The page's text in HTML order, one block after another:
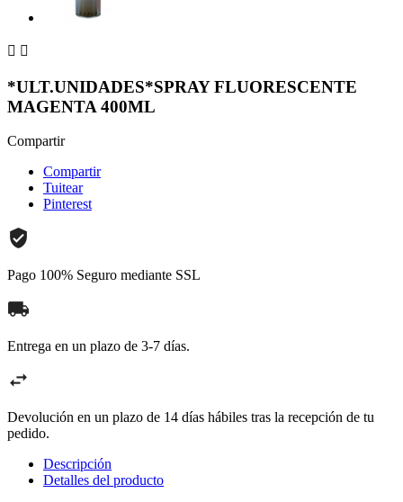
 
*ULT.UNIDADES*SPRAY FLUORESCENTE
MAGENTA 400ML
Compartir
Compartir
Tuitear
Pinterest
Pago 100% Seguro mediante SSL
Entrega en un plazo de 3-7 días.
Devolución en un plazo de 14 días hábiles tras la recepción de tu
pedido.
Descripción
Detalles del producto